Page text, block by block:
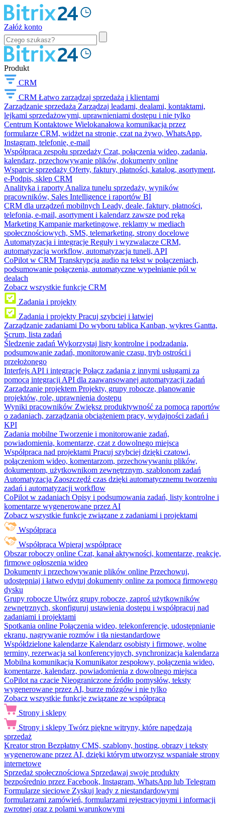
Załóż konto
Produkt
CRM
CRM Łatwo zarządzaj sprzedażą i klientami
Zarządzanie sprzedażą Zarządzaj leadami, dealami, kontaktami,
lejkami sprzedażowymi, uprawnieniami dostępu i nie tylko
Centrum Kontaktowe Wielokanałowa komunikacja przez
formularze CRM, widżet na stronie, czat na żywo, WhatsApp,
Instagram, telefonię, e-mail
Współpraca zespołu sprzedaży Czat, połączenia wideo, zadania,
kalendarz, przechowywanie plików, dokumenty online
Wsparcie sprzedaży Oferty, faktury, płatności, katalog, asortyment,
e-Podpis, sklep CRM
Analityka i raporty Analiza tunelu sprzedaży, wyników
pracowników, Sales Intelligence i raportów BI
CRM dla urządzeń mobilnych Leady, deale, faktury, płatności,
telefonia, e-mail, asortyment i kalendarz zawsze pod ręką
Marketing Kampanie marketingowe, reklamy w mediach
społecznościowych, SMS, telemarketing, strony docelowe
Automatyzacja i integracje Reguły i wyzwalacze CRM,
automatyzacja workflow, automatyzacja tuneli, API
CoPilot w CRM Transkrypcja audio na tekst w połączeniach,
podsumowanie połączenia, automatyczne wypełnianie pól w
dealach
Zobacz wszystkie funkcje CRM
Zadania i projekty
Zadania i projekty Pracuj szybciej i łatwiej
Zarządzanie zadaniami Do wyboru tablica Kanban, wykres Gantta,
Scrum, lista zadań
Śledzenie zadań Wykorzystaj listy kontrolne i podzadania,
podsumowanie zadań, monitorowanie czasu, tryb ostrości i
przełożonego
Interfejs API i integracje Połącz zadania z innymi usługami za
pomocą integracji API dla zaawansowanej automatyzacji zadań
Zarządzanie projektem Projekty, grupy robocze, planowanie
projektów, role, uprawnienia dostępu
Wyniki pracowników Zwiększ produktywność za pomocą raportów
o zadaniach, zarządzania obciążeniem pracy, wydajności zadań i
KPI
Zadania mobilne Tworzenie i monitorowanie zadań,
powiadomienia, komentarze, czat z dowolnego miejsca
Współpraca nad projektami Pracuj szybciej dzięki czatowi,
połączeniom wideo, komentarzom, przechowywaniu plików,
dokumentom, użytkownikom zewnętrznym, szablonom zadań
Automatyzacja Zaoszczędź czas dzięki automatycznemu tworzeniu
zadań i automatyzacji workflow
CoPilot w zadaniach Opisy i podsumowania zadań, listy kontrolne i
komentarze wygenerowane przez AI
Zobacz wszystkie funkcje związane z zadaniami i projektami
Współpraca
Współpraca Wpieraj współpracę
Obszar roboczy online Czat, kanał aktywności, komentarze, reakcje,
firmowe ogłoszenia wideo
Dokumenty i przechowywanie plików online Przechowuj,
udostępniaj i łatwo edytuj dokumenty online za pomocą firmowego
dysku
Grupy robocze Utwórz grupy robocze, zaproś użytkowników
zewnętrznych, skonfiguruj ustawienia dostępu i współpracuj nad
zadaniami i projektami
Spotkania online Połączenia wideo, telekonferencje, udostępnianie
ekranu, nagrywanie rozmów i tła niestandardowe
Współdzielone kalendarze Kalendarz osobisty i firmowe, wolne
terminy, rezerwacja sal konferencyjnych, synchronizacja kalendarza
Mobilna komunikacja Komunikator zespołowy, połączenia wideo,
komentarze, kalendarz, powiadomienia z dowolnego miejsca
CoPilot na czacie Nieograniczone źródło pomysłów, teksty
wygenerowane przez AI, burze mózgów i nie tylko
Zobacz wszystkie funkcje związane ze współpracą
Strony i sklepy
Strony i sklepy Twórz piękne witryny, które napędzają
sprzedaż
Kreator stron Bezpłatny CMS, szablony, hosting, obrazy i teksty
wygenerowane przez AI, dzięki którym utworzysz wspaniałe strony
internetowe
Sprzedaż społecznościowa Sprzedawaj swoje produkty
bezpośrednio przez Facebook, Instagram, WhatsApp lub Telegram
Formularze sieciowe Zyskuj leady z niestandardowymi
formularzami zamówień, formularzami rejestracyjnymi i informacji
zwrotnej oraz z polami warunkowymi